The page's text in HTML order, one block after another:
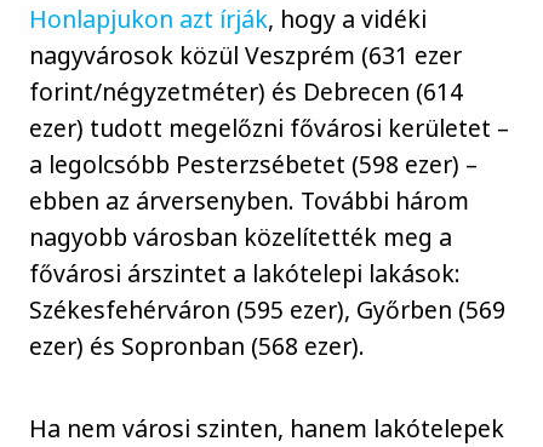
Honlapjukon azt írják, hogy a vidéki
nagyvárosok közül Veszprém (631 ezer
forint/négyzetméter) és Debrecen (614
ezer) tudott megelőzni fővárosi kerületet –
a legolcsóbb Pesterzsébetet (598 ezer) –
ebben az árversenyben. További három
nagyobb városban közelítették meg a
fővárosi árszintet a lakótelepi lakások:
Székesfehérváron (595 ezer), Győrben (569
ezer) és Sopronban (568 ezer).
Ha nem városi szinten, hanem lakótelepek